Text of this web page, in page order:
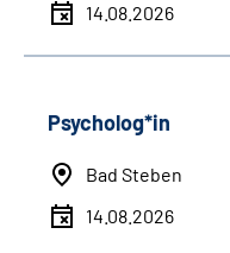
14.08.2026
Psycholog*in
Bad Steben
14.08.2026